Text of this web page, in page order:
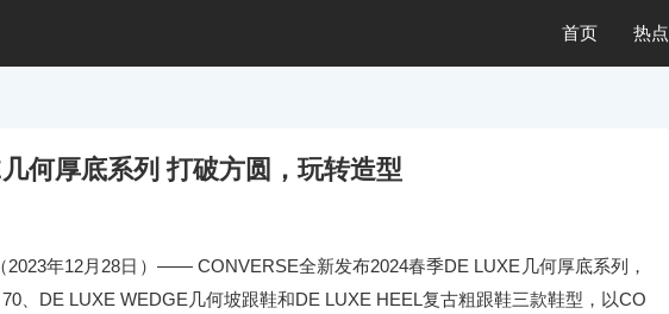
首页 热点
何厚底系列 打破方圆，玩转造型
2023年12月28日）—— CONVERSE全新发布2024春季DE LUXE几何厚底系列，
、DE LUXE WEDGE几何坡跟鞋和DE LUXE HEEL复古粗跟鞋三款鞋型，以CO